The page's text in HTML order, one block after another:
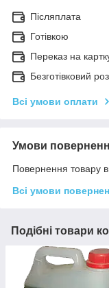
Післяплата
Готівкою
Переказ на
Безготівковий
Всі умови оплати
Умови
Повернення товару
Всі умови
Подібні товари